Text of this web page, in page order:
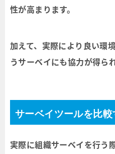
性が高まります。
加えて、実際により良い環
うサーベイにも協力が得ら
サーベイツールを比較
実際に組織サーベイを行う